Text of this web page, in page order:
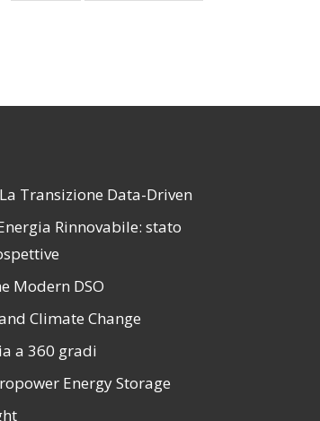
Transizione Data-Driven
Rinnovabile: stato
Modern DSO
Climate Change
a 360 gradi
Energy Storage